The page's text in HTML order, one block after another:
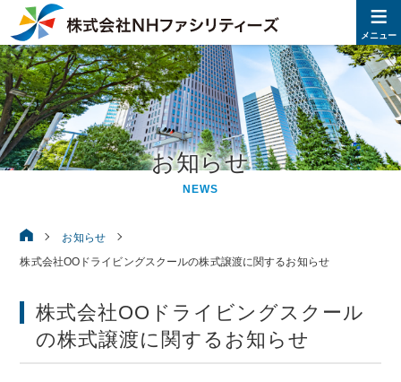
≡
メニュー
株
お知らせ
NEWS
株式会社NHファシリティーズ
お知らせ
株式会社OOドライビングスクールの株式譲渡に関するお知らせ
株式会社OOドライビングスクール
の株式譲渡に関するお知らせ